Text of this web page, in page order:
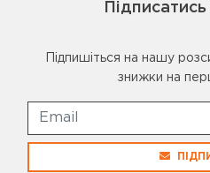
Підпишіться на нашу
знижки на